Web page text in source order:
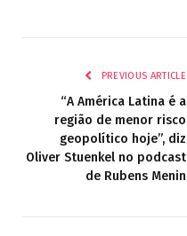
PREVIOUS ARTICLE
“A América Latina é a
região de menor risco
geopolítico hoje”, diz
Oliver Stuenkel no podcast
de Rubens Menin